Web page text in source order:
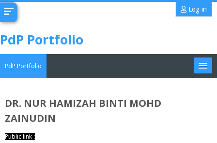
content
Log in
PdP Portfolio
PdP Portfolio
CoMAE-i
DR. NUR HAMIZAH BINTI MOHD
ZAINUDIN
Public link :